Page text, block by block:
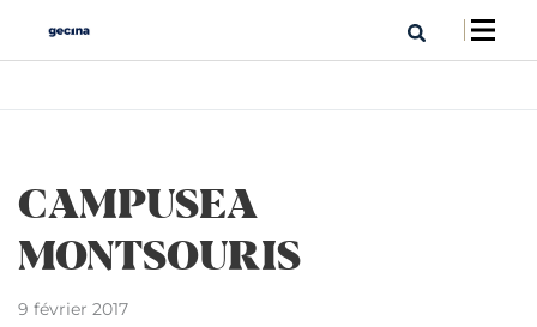
CAMPUSEA
MONTSOURIS
9 février 2017